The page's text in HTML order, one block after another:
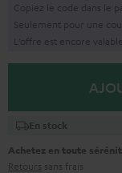
Copiez le code dans le
Seulement pour une
L’offre est encore valable
En stock
Achetez en toute
Retours sans frais